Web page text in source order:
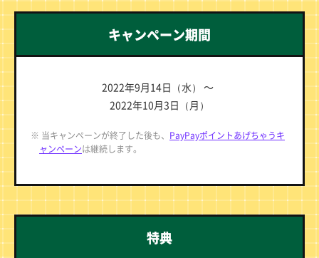
キャンペーン期間
2022年9月14日（水） ～
2022年10月3日（月）
※ 当キャンペーンが終了した後も、 PayPayポイントあげちゃうキ
ャンペーンは継続します。
特典